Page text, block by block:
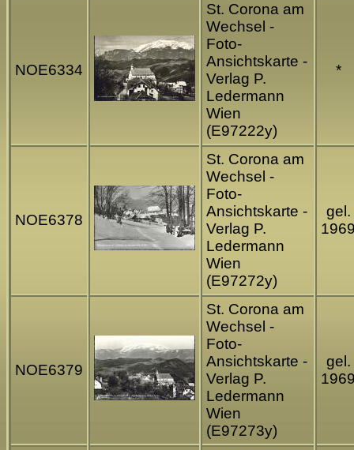
NOE6334
St. Corona am
Wechsel -
Foto-
Ansichtskarte -
Verlag P.
Ledermann
Wien
(E97222y)
*
NOE6378
St. Corona am
Wechsel -
Foto-
Ansichtskarte -
Verlag P.
Ledermann
Wien
(E97272y)
gel.
NOE6379
St. Corona am
Wechsel -
Foto-
Ansichtskarte -
Verlag P.
Ledermann
Wien
(E97273y)
gel.